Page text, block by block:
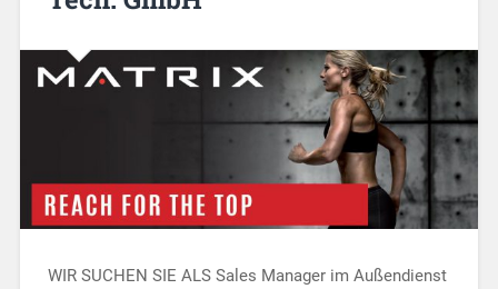
WIR SUCHEN SIE ALS Sales Manager im Außendienst